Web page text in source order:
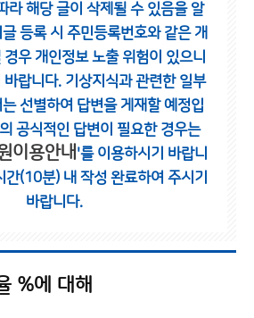
라 해당 글이 삭제될 수 있음을 알
글 등록 시 주민등록번호와 같은 개
우 개인정보 노출 위험이 있으니
바랍니다. 기상지식과 관련한 일부
선별하여 답변을 게재할 예정입
공식적인 답변이 필요한 경우는
이용안내 '를 이용하시기 바랍니
간(10분) 내 작성 완료하여 주시기
바랍니다.
%에 대해